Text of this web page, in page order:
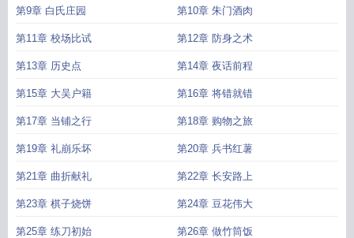
第9章 白氏庄园 第10章 朱门酒肉
第11章 校场比试 第12章 防身之术
第13章 历史点 第14章 夜话前程
第15章 大吴户籍 第16章 将错就错
第17章 当铺之行 第18章 购物之旅
第19章 礼崩乐坏 第20章 兵书红薯
第21章 曲折献礼 第22章 长安路上
第23章 棋子烧饼 第24章 豆花伟大
第25章 练刀初始 第26章 做竹筒饭